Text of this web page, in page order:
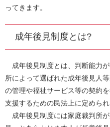
ってきます。
成年後見制度とは?
成年後見制度とは、判断能力
所によって選ばれた成年後見人
の管理や福祉サービス等の契約
支援するための民法上に定められ
成年後見制度には家庭裁判所